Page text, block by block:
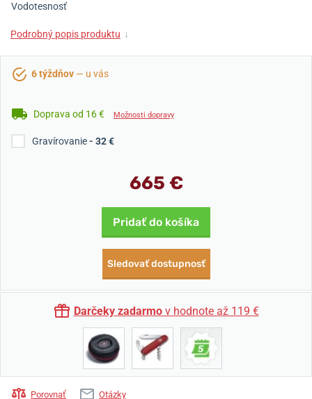
Vodotesnosť
Podrobný popis produktu ↓
6 týždňov — u vás
Doprava od 16 € Možnosti dopravy
Gravírovanie- 32 €
665 €
Pridať do košíka
Sledovať dostupnosť
Darčeky zadarmov hodnote až 119 €
Porovnať Otázky